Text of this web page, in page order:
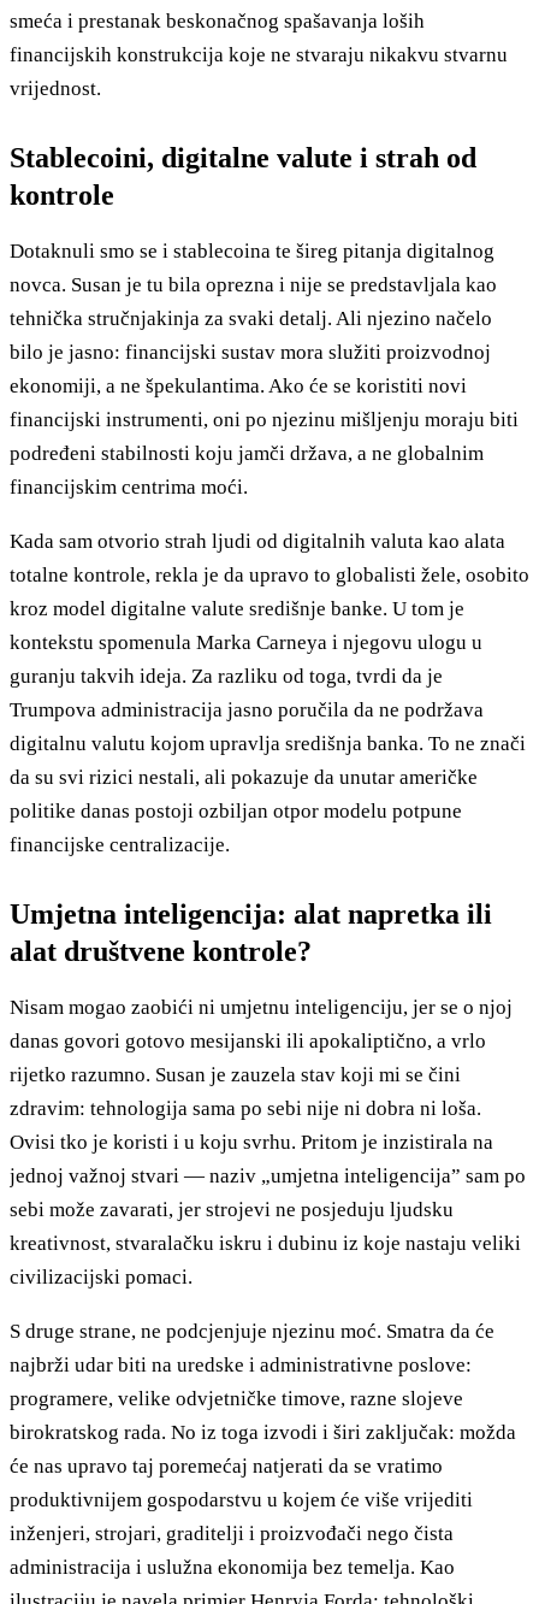
smeća i prestanak beskonačnog spašavanja loših
financijskih konstrukcija koje ne stvaraju nikakvu stvarnu
vrijednost.
Stablecoini, digitalne valute i strah od
kontrole
Dotaknuli smo se i stablecoina te šireg pitanja digitalnog
novca. Susan je tu bila oprezna i nije se predstavljala kao
tehnička stručnjakinja za svaki detalj. Ali njezino načelo
bilo je jasno: financijski sustav mora služiti proizvodnoj
ekonomiji, a ne špekulantima. Ako će se koristiti novi
financijski instrumenti, oni po njezinu mišljenju moraju biti
podređeni stabilnosti koju jamči država, a ne globalnim
financijskim centrima moći.
Kada sam otvorio strah ljudi od digitalnih valuta kao alata
totalne kontrole, rekla je da upravo to globalisti žele, osobito
kroz model digitalne valute središnje banke. U tom je
kontekstu spomenula Marka Carneya i njegovu ulogu u
guranju takvih ideja. Za razliku od toga, tvrdi da je
Trumpova administracija jasno poručila da ne podržava
digitalnu valutu kojom upravlja središnja banka. To ne znači
da su svi rizici nestali, ali pokazuje da unutar američke
politike danas postoji ozbiljan otpor modelu potpune
financijske centralizacije.
Umjetna inteligencija: alat napretka ili
alat društvene kontrole?
Nisam mogao zaobići ni umjetnu inteligenciju, jer se o njoj
danas govori gotovo mesijanski ili apokaliptično, a vrlo
rijetko razumno. Susan je zauzela stav koji mi se čini
zdravim: tehnologija sama po sebi nije ni dobra ni loša.
Ovisi tko je koristi i u koju svrhu. Pritom je inzistirala na
jednoj važnoj stvari — naziv „umjetna inteligencija” sam po
sebi može zavarati, jer strojevi ne posjeduju ljudsku
kreativnost, stvaralačku iskru i dubinu iz koje nastaju veliki
civilizacijski pomaci.
S druge strane, ne podcjenjuje njezinu moć. Smatra da će
najbrži udar biti na uredske i administrativne poslove:
programere, velike odvjetničke timove, razne slojeve
birokratskog rada. No iz toga izvodi i širi zaključak: možda
će nas upravo taj poremećaj natjerati da se vratimo
produktivnijem gospodarstvu u kojem će više vrijediti
inženjeri, strojari, graditelji i proizvođači nego čista
administracija i uslužna ekonomija bez temelja. Kao